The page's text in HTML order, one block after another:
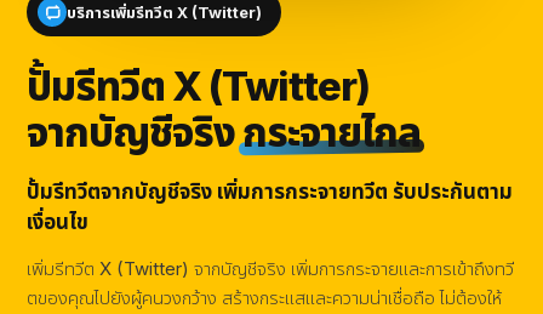
บริการเพิ่มรีทวีต X (Twitter)
ปั้มรีทวีต X (Twitter)
จากบัญชีจริงกระจายไกล
ปั้มรีทวีตจากบัญชีจริง เพิ่มการกระจายทวีต รับประกันตาม
เงื่อนไข
เพิ่มรีทวีต X (Twitter) จากบัญชีจริง เพิ่มการกระจายและการเข้าถึงทวี
ตของคุณไปยังผู้คนวงกว้าง สร้างกระแสและความน่าเชื่อถือ ไม่ต้องให้